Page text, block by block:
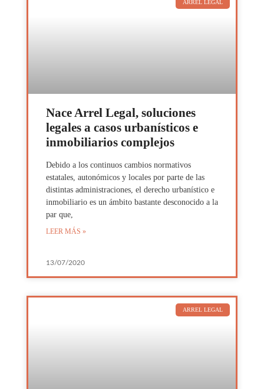
ARREL LEGAL
Nace Arrel Legal, soluciones
legales a casos urbanísticos e
inmobiliarios complejos
Debido a los continuos cambios normativos
estatales, autonómicos y locales por parte de las
distintas administraciones, el derecho urbanístico e
inmobiliario es un ámbito bastante desconocido a la
par que,
LEER MÁS »
13/07/2020
ARREL LEGAL